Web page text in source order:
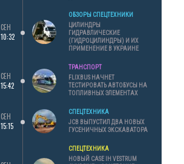
СЕН
10:32
ОБЗОРЫ СПЕЦТЕХНИКИ
ЦИЛИНДРЫ
ГИДРАВЛИЧЕСКИЕ
(ГИДРОЦИЛИНДРЫ) И ИХ
ПРИМЕНЕНИЕ В УКРАИНЕ
СЕН
15:42
ТРАНСПОРТ
FLIXBUS НАЧНЕТ
ТЕСТИРОВАТЬ АВТОБУСЫ НА
ТОПЛИВНЫХ ЭЛЕМЕНТАХ
СЕН
15:15
СПЕЦТЕХНИКА
JCB ВЫПУСТИЛ ДВА НОВЫХ
ГУСЕНИЧНЫХ ЭКСКАВАТОРА
СПЕЦТЕХНИКА
НОВЫЙ CASE IH VESTRUM